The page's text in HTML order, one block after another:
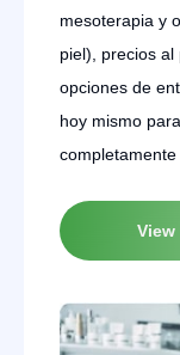
mesoterapia y
piel), precios
opciones de
hoy mismo
completamente
View